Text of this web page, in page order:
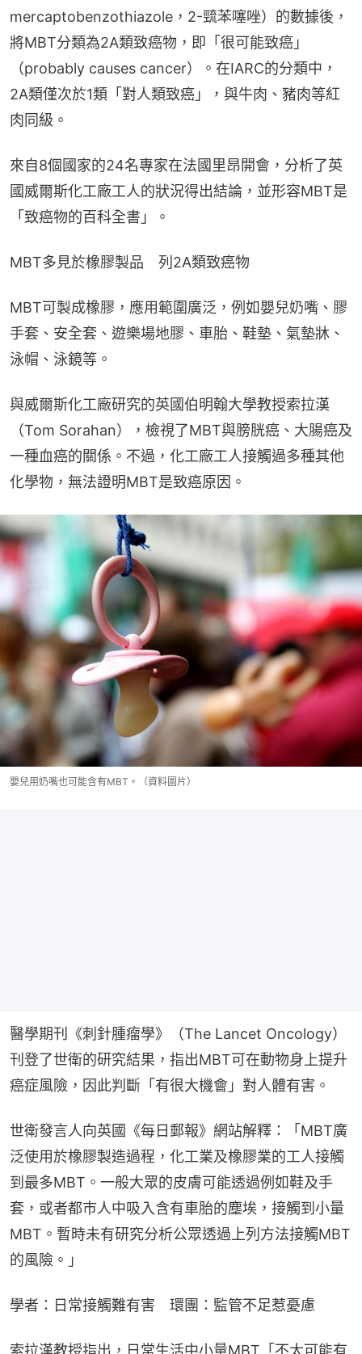
mercaptobenzothiazole，2-巰苯噻唑）的數據後，
將MBT分類為2A類致癌物，即「很可能致癌」
（probably causes cancer）。在IARC的分類中，
2A類僅次於1類「對人類致癌」，與牛肉、豬肉等紅
肉同級。
來自8個國家的24名專家在法國里昂開會，分析了英
國威爾斯化工廠工人的狀況得出結論，並形容MBT是
「致癌物的百科全書」。
MBT多見於橡膠製品　列2A類致癌物
MBT可製成橡膠，應用範圍廣泛，例如嬰兒奶嘴、膠
手套、安全套、遊樂場地膠、車胎、鞋墊、氣墊牀、
泳帽、泳鏡等。
與威爾斯化工廠研究的英國伯明翰大學教授索拉漢
（Tom Sorahan），檢視了MBT與膀胱癌、大腸癌及
一種血癌的關係。不過，化工廠工人接觸過多種其他
化學物，無法證明MBT是致癌原因。
嬰兒用奶嘴也可能含有MBT。（資料圖片）
醫學期刊《刺針腫瘤學》（The Lancet Oncology）
刊登了世衛的研究結果，指出MBT可在動物身上提升
癌症風險，因此判斷「有很大機會」對人體有害。
世衛發言人向英國《每日郵報》網站解釋：「MBT廣
泛使用於橡膠製造過程，化工業及橡膠業的工人接觸
到最多MBT。一般大眾的皮膚可能透過例如鞋及手
套，或者都巿人中吸入含有車胎的塵埃，接觸到小量
MBT。暫時未有研究分析公眾透過上列方法接觸MBT
的風險。」
學者：日常接觸難有害　環團：監管不足惹憂慮
索拉漢教授指出，日常生活中小量MBT「不太可能有